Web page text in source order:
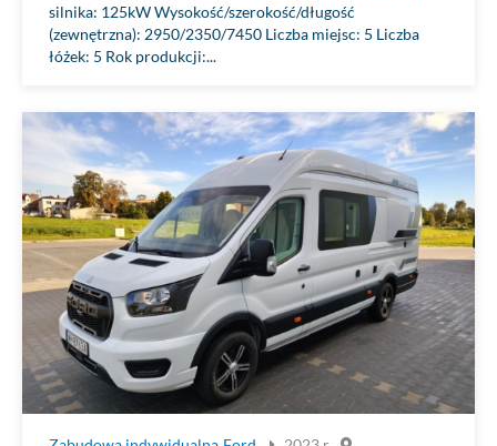
silnika: 125kW Wysokość/szerokość/długość
(zewnętrzna): 2950/2350/7450 Liczba miejsc: 5 Liczba
łóżek: 5 Rok produkcji:...